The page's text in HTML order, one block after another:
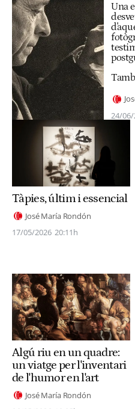
Una
24/06/
Tàpies, últim i essencial
José María Rondón
17/05/2026 20:11h
Algú riu en un quadre:
un viatge per l'inventari
de l'humor en l'art
José María Rondón